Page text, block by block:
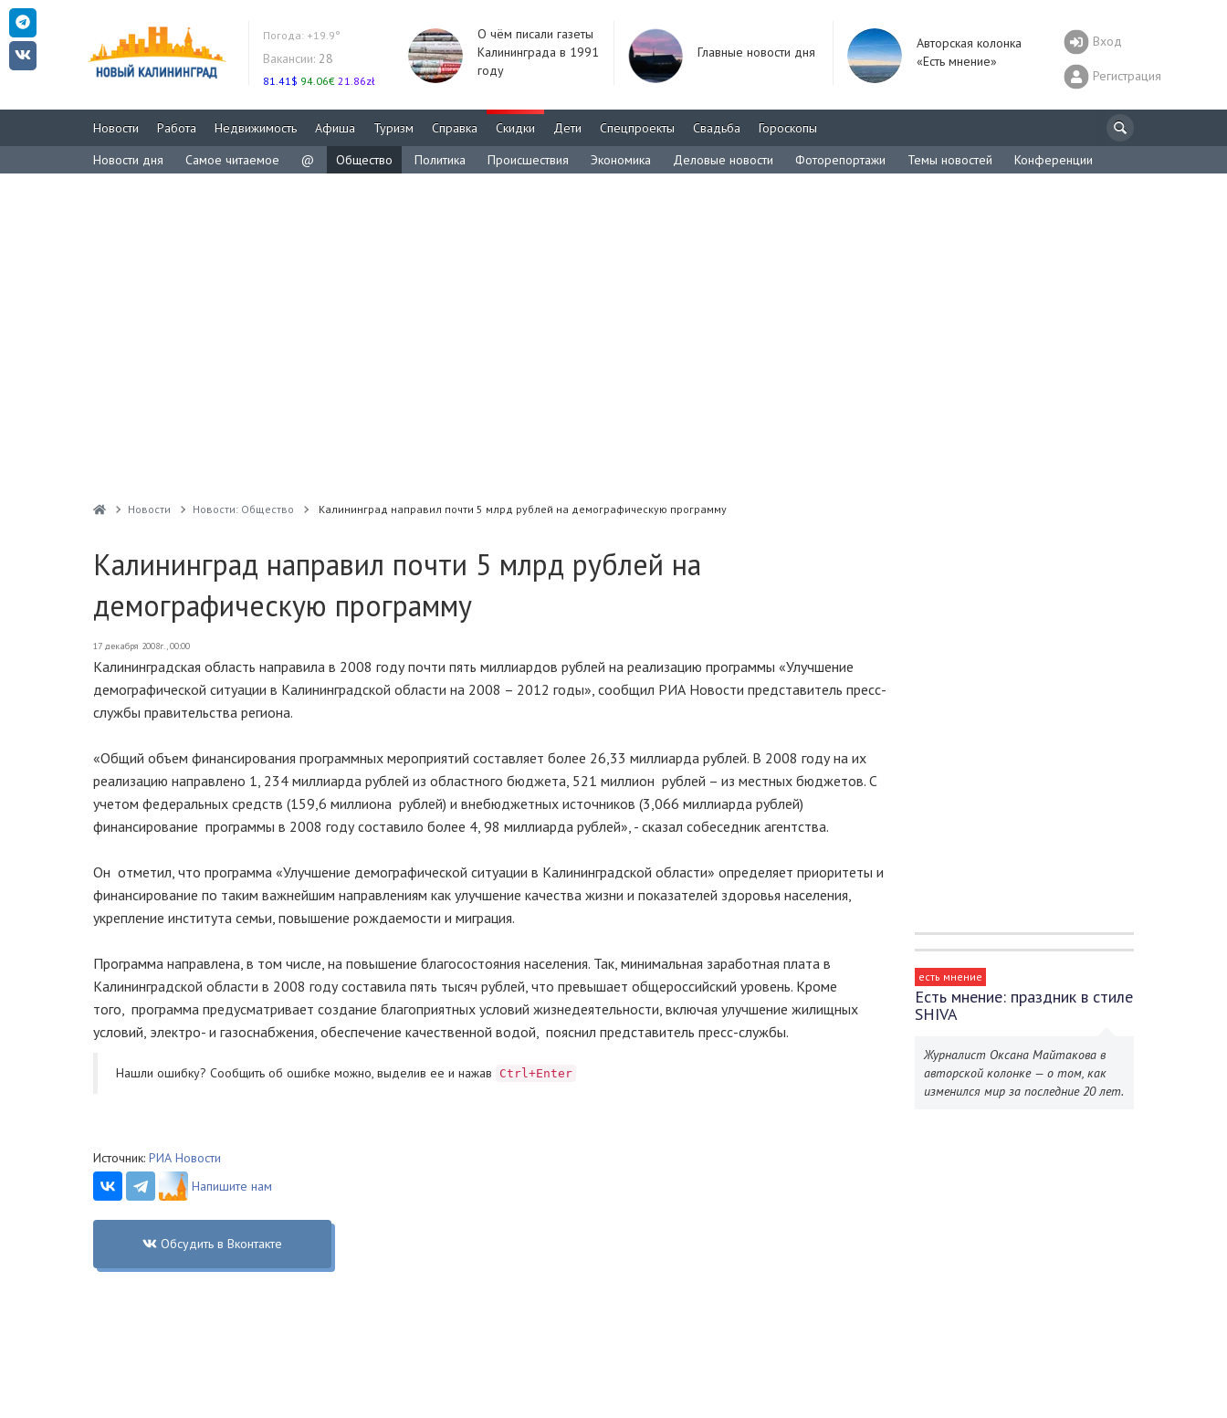
Погода: +19.9°
Вакансии: 28
81.41$ 94.06€ 21.86zł
О чём писали газеты
Калининграда в 1991
году
Главные новости дня
Авторская колонка
«Есть мнение»
Вход
Регистрация
Новости Работа Недвижимость Афиша Туризм Справка Скидки Дети Спецпроекты Свадьба
Гороскопы
Новости дня
Самое читаемое @ Общество Политика Происшествия Экономика Деловые новости Фоторепортажи Темы новостей Конференции
Новости Новости: Общество Калининград направил почти 5 млрд рублей на демографическую программу
Калининград направил почти 5 млрд рублей на
демографическую программу
17 декабря 2008г., 00:00
Калининградская область направила в 2008 году почти пять миллиардов рублей на реализацию программы «Улучшение
демографической ситуации в Калининградской области на 2008 – 2012 годы», сообщил РИА Новости представитель пресс-
службы правительства региона.
«Общий объем финансирования программных мероприятий составляет более 26,33 миллиарда рублей. В 2008 году на их
реализацию направлено 1, 234 миллиарда рублей из областного бюджета, 521 миллион рублей – из местных бюджетов. С
учетом федеральных средств (159,6 миллиона рублей) и внебюджетных источников (3,066 миллиарда рублей)
финансирование программы в 2008 году составило более 4, 98 миллиарда рублей», - сказал собеседник агентства.
Он отметил, что программа «Улучшение демографической ситуации в Калининградской области» определяет приоритеты и
финансирование по таким важнейшим направлениям как улучшение качества жизни и показателей здоровья населения,
укрепление института семьи, повышение рождаемости и миграция.
Программа направлена, в том числе, на повышение благосостояния населения. Так, минимальная заработная плата в
Калининградской области в 2008 году составила пять тысяч рублей, что превышает общероссийский уровень. Кроме
того, программа предусматривает создание благоприятных условий жизнедеятельности, включая улучшение жилищных
условий, электро- и газоснабжения, обеспечение качественной водой, пояснил представитель пресс-службы.
Нашли ошибку? Cообщить об ошибке можно, выделив ее и нажав Ctrl+Enter
Источник: РИА Новости
Напишите нам
Обсудить в Вконтакте
есть мнение
Есть мнение: праздник в стиле
SHIVA
Журналист Оксана Майтакова в
авторской колонке — о том, как
изменился мир за последние 20 лет.